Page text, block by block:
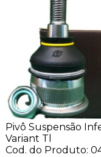
Pivô Suspensão
Variant Tl
Cod. do Produto: